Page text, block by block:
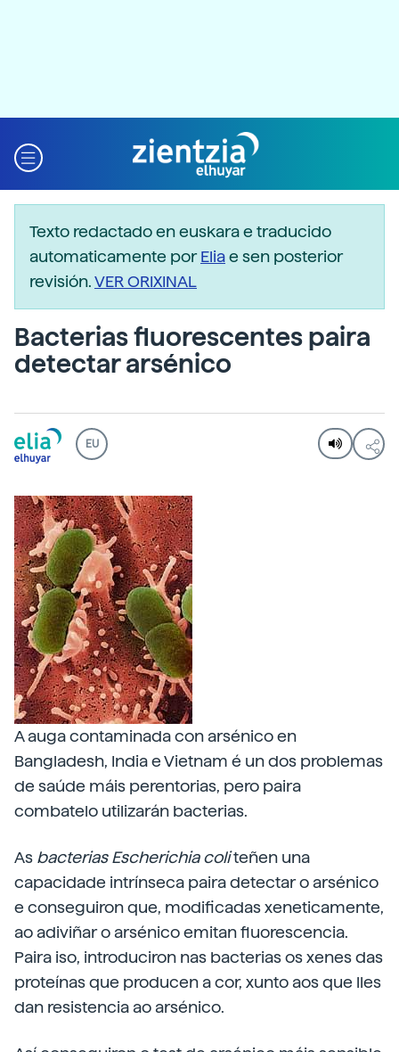
Texto redactado en euskara e traducido
automaticamente porEliae sen posterior
revisión.VER ORIXINAL
Bacterias fluorescentes paira
detectar arsénico
EU
A augacontaminada con arsénico en
Bangladesh, India e Vietnam é un dos problemas
de saúde máis perentorias, pero paira
combatelo utilizarán bacterias.
As bacterias Escherichia coliteñen una
capacidade intrínseca paira detectar o arsénico
e conseguiron que, modificadas xeneticamente,
ao adiviñar o arsénico emitan fluorescencia.
Paira iso, introduciron nas bacterias os xenes das
proteínas que producen a cor, xunto aos que lles
dan resistencia ao arsénico.